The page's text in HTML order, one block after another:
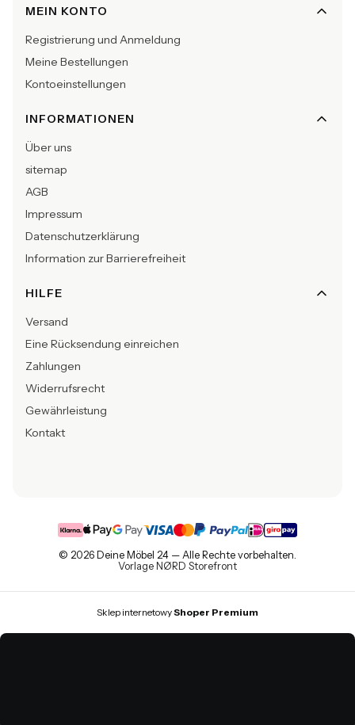
Fußzeilenmenü
MEIN KONTO
Registrierung und Anmeldung
Meine Bestellungen
Kontoeinstellungen
INFORMATIONEN
Über uns
sitemap
AGB
Impressum
Datenschutzerklärung
Information zur Barrierefreiheit
HILFE
Versand
Eine Rücksendung einreichen
Zahlungen
Widerrufsrecht
Gewährleistung
Kontakt
© 2026 Deine Möbel 24 — Alle Rechte vorbehalten.
Vorlage NØRD Storefront
Sklep internetowyShoper Premium